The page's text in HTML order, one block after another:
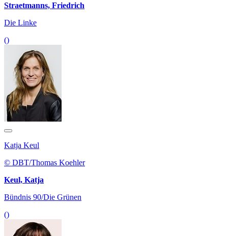
Straetmanns, Friedrich
Die Linke
()
Katja Keul
© DBT/Thomas Koehler
Keul, Katja
Bündnis 90/Die Grünen
()